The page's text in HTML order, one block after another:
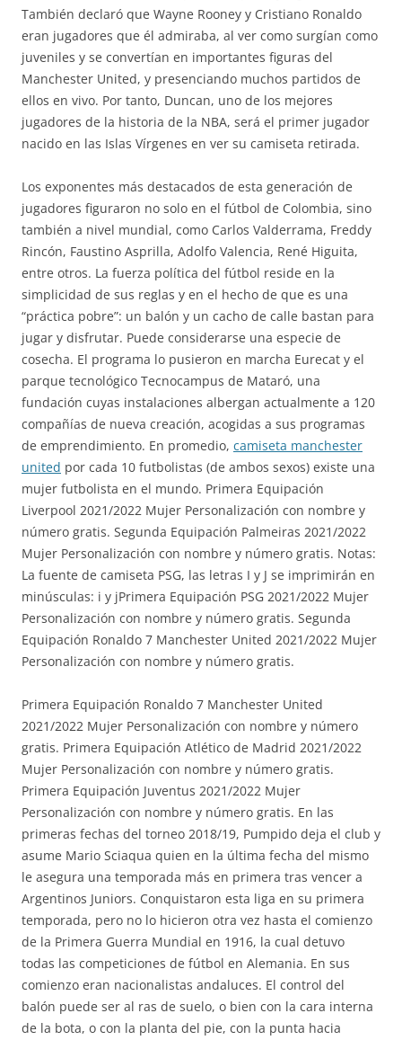
También declaró que Wayne Rooney y Cristiano Ronaldo
eran jugadores que él admiraba, al ver como surgían como
juveniles y se convertían en importantes figuras del
Manchester United, y presenciando muchos partidos de
ellos en vivo. Por tanto, Duncan, uno de los mejores
jugadores de la historia de la NBA, será el primer jugador
nacido en las Islas Vírgenes en ver su camiseta retirada.
Los exponentes más destacados de esta generación de
jugadores figuraron no solo en el fútbol de Colombia, sino
también a nivel mundial, como Carlos Valderrama, Freddy
Rincón, Faustino Asprilla, Adolfo Valencia, René Higuita,
entre otros. La fuerza política del fútbol reside en la
simplicidad de sus reglas y en el hecho de que es una
“práctica pobre”: un balón y un cacho de calle bastan para
jugar y disfrutar. Puede considerarse una especie de
cosecha. El programa lo pusieron en marcha Eurecat y el
parque tecnológico Tecnocampus de Mataró, una
fundación cuyas instalaciones albergan actualmente a 120
compañías de nueva creación, acogidas a sus programas
de emprendimiento. En promedio, camiseta manchester
united por cada 10 futbolistas (de ambos sexos) existe una
mujer futbolista en el mundo. Primera Equipación
Liverpool 2021/2022 Mujer Personalización con nombre y
número gratis. Segunda Equipación Palmeiras 2021/2022
Mujer Personalización con nombre y número gratis. Notas:
La fuente de camiseta PSG, las letras I y J se imprimirán en
minúsculas: i y jPrimera Equipación PSG 2021/2022 Mujer
Personalización con nombre y número gratis. Segunda
Equipación Ronaldo 7 Manchester United 2021/2022 Mujer
Personalización con nombre y número gratis.
Primera Equipación Ronaldo 7 Manchester United
2021/2022 Mujer Personalización con nombre y número
gratis. Primera Equipación Atlético de Madrid 2021/2022
Mujer Personalización con nombre y número gratis.
Primera Equipación Juventus 2021/2022 Mujer
Personalización con nombre y número gratis. En las
primeras fechas del torneo 2018/19, Pumpido deja el club y
asume Mario Sciaqua quien en la última fecha del mismo
le asegura una temporada más en primera tras vencer a
Argentinos Juniors. Conquistaron esta liga en su primera
temporada, pero no lo hicieron otra vez hasta el comienzo
de la Primera Guerra Mundial en 1916, la cual detuvo
todas las competiciones de fútbol en Alemania. En sus
comienzo eran nacionalistas andaluces. El control del
balón puede ser al ras de suelo, o bien con la cara interna
de la bota, o con la planta del pie, con la punta hacia